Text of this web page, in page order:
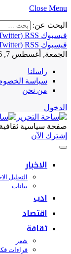
Close Menu
البحث عن:
فيسبوك RSS
فيسبوك RSS
الجمعة, أغسطس 7, 2026
راسلنا
سياسة
من نحن
الدخول
صفحة سياسية
إشترك الآن
الاخبار
التحليل
بيانات
ادب
اقتصاد
ثقافة
شعر
قراءات